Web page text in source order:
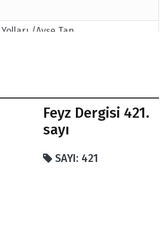
/Ayşe Tan
Feyz Dergisi 421.
sayı
SAYI: 421